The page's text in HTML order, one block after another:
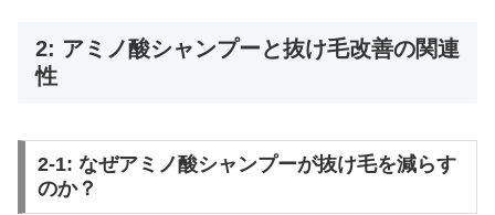
2: アミノ酸シャンプーと抜け毛改善の関連
性
2-1: なぜアミノ酸シャンプーが抜け毛を減らす
のか？